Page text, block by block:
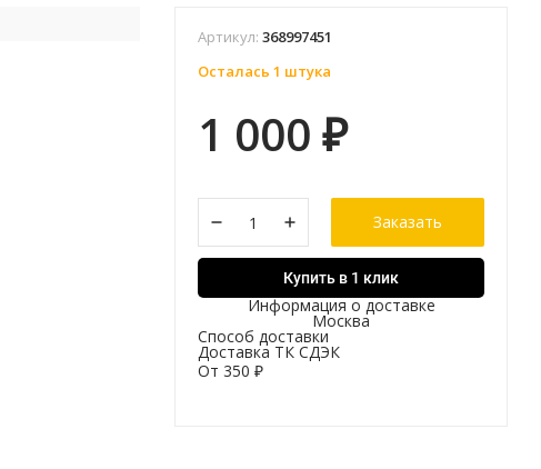
Артикул: 368997451
Осталась 1 штука
1 000 ₽
Заказать
Купить в 1 клик
Информация о доставке
Москва
Способ доставки
Доставка ТК СДЭК
От 350 ₽